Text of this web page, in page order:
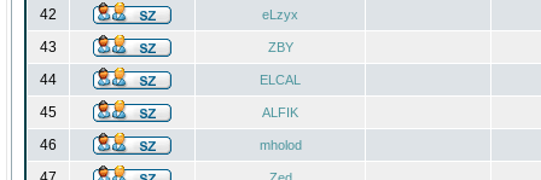
42 eLzyx
43 ZBY
44 ELCAL
45 ALFIK
46 mholod